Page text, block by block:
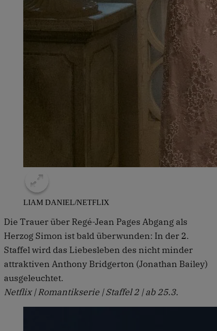
LIAM DANIEL/NETFLIX
Die Trauer über Regé-Jean Pages Abgang als
Herzog Simon ist bald überwunden: In der 2.
Staffel wird das Liebesleben des nicht minder
attraktiven Anthony Bridgerton (Jonathan Bailey)
ausgeleuchtet.
Netflix | Romantikserie | Staffel 2 | ab 25.3.